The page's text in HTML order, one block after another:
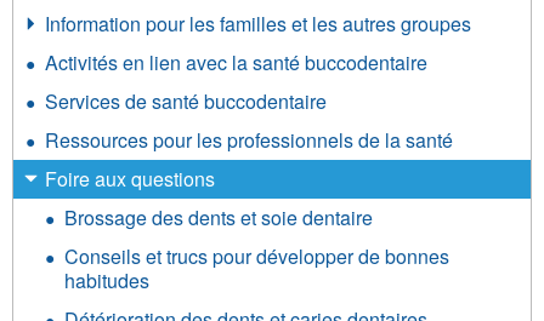
Information pour les familles et les autres groupes
Activités en lien avec la santé buccodentaire
Services de santé buccodentaire
Ressources pour les professionnels de la santé
Foire aux questions
Brossage des dents et soie dentaire
Conseils et trucs pour développer de bonnes
habitudes